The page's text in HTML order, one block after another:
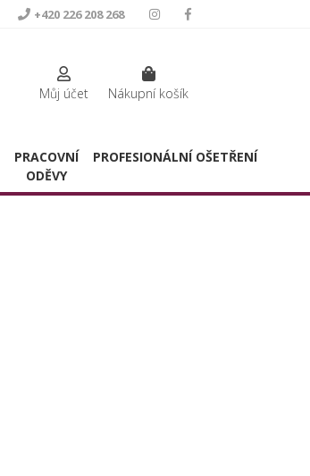
+420 226 208 268
Můj účet Nákupní košík
PRACOVNÍ
ODĚVY
PROFESIONÁLNÍ OŠETŘENÍ